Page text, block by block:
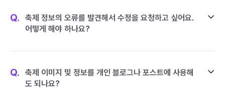
Q.
축제 정보의 오류를 발견해서 수정을 요청하고 싶어요.
어떻게 해야 하나요?
Q.
축제 이미지 및 정보를 개인 블로그나 포스트에 사용해
도 되나요?